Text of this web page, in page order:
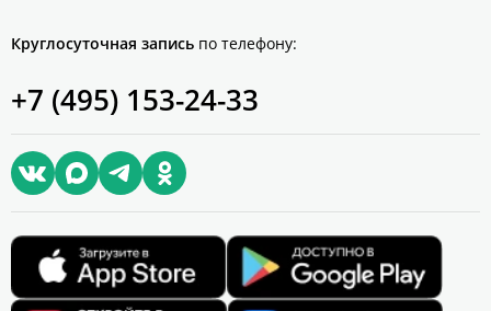
Круглосуточная запись по телефону:
+7 (495) 153-24-33